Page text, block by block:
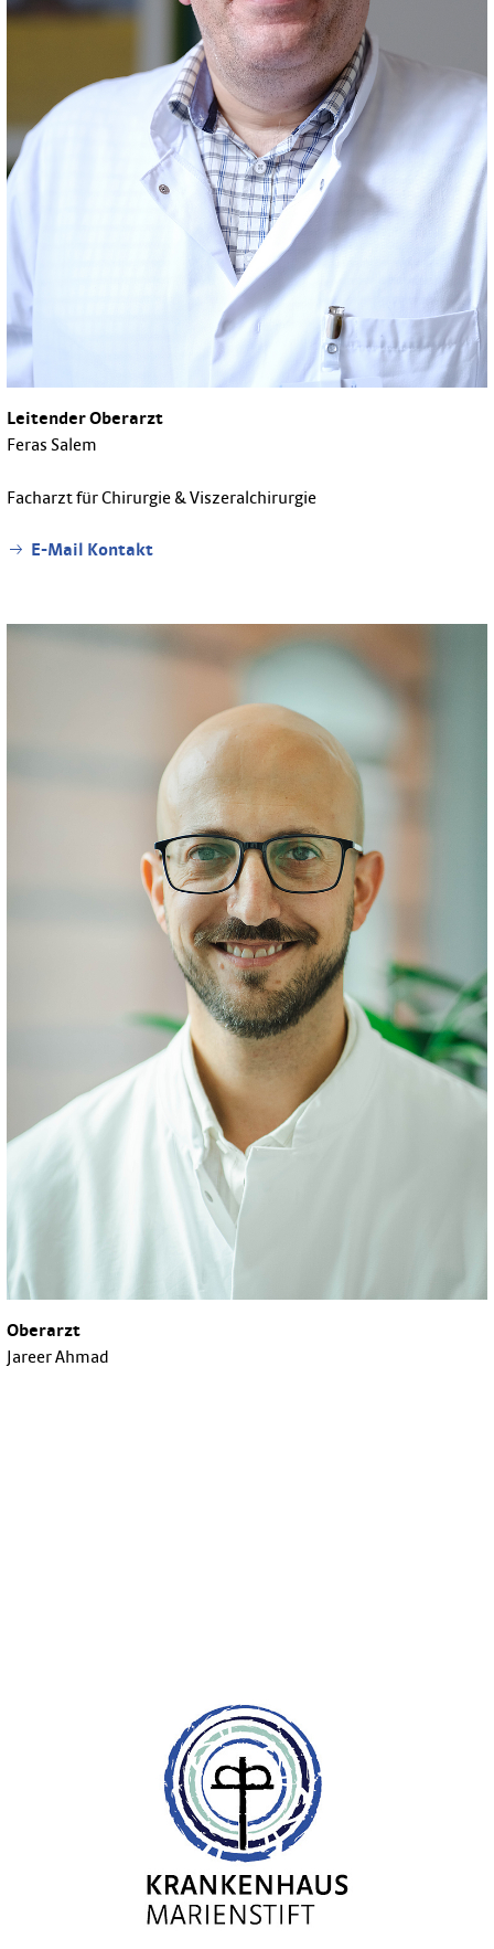
Leitender Oberarzt
Feras Salem
Facharzt für Chirurgie & Viszeralchirurgie
E-Mail Kontakt
Oberarzt
Jareer Ahmad